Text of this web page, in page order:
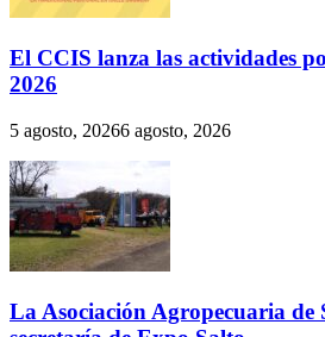
El CCIS lanza las actividades
2026
5 agosto, 20266 agosto, 2026
La Asociación Agropecuaria de